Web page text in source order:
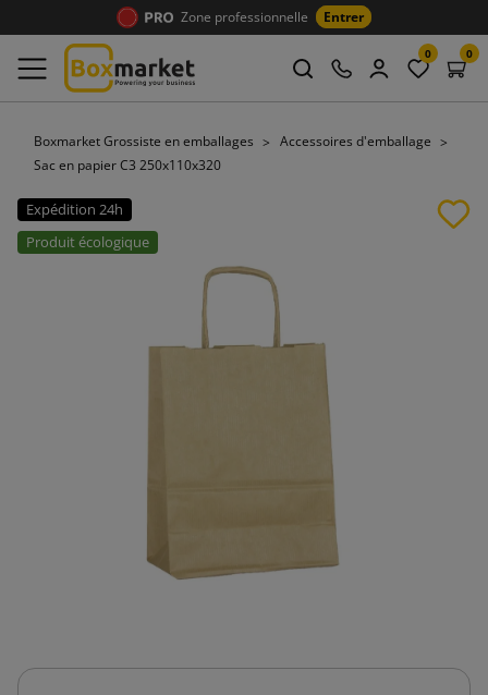
Zone professionnelle Entrer
0 0
Boxmarket Grossiste en emballages
Accessoires d'emballage
Sac en papier C3 250x110x320
Expédition 24h
Produit écologique